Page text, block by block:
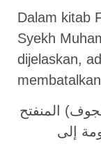
Dalam kitab
Syekh
dijelaskan,
المنفتح
إلى